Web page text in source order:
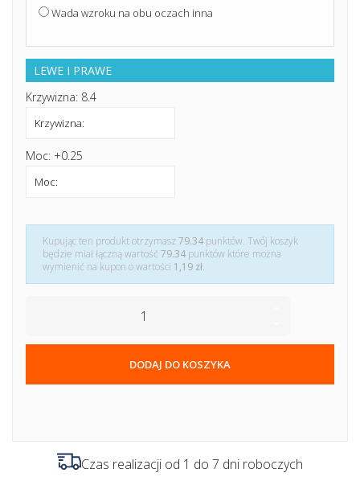
Wada wzroku na obu oczach inna
LEWE I PRAWE
Krzywizna: 8.4
Moc: +0.25
Kupując ten produkt otrzymasz79.34 punktów. Twój koszyk
będzie miał łączną wartość 79.34 punktów które można
wymienić na kupon o wartości 1,19 zł.
DODAJ DO KOSZYKA
Czas realizacji od 1 do 7 dni roboczych